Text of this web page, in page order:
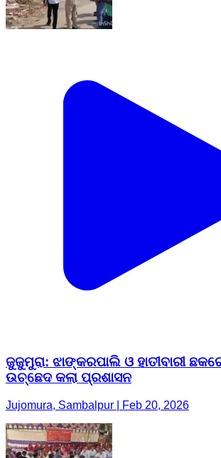
ଜୁଜୁମୁରା: ଝାଙ୍କରପାଲି ଓ ହାତୀବାରୀ
ଉଚ୍ଛେଦ କଲା ପ୍ରଶାସନ
Jujomura, Sambalpur | Feb 20, 2026